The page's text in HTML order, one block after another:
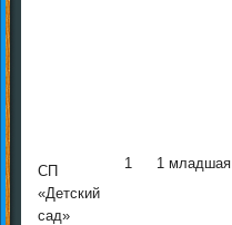
СП
«Детский
сад»
1 1 младшая